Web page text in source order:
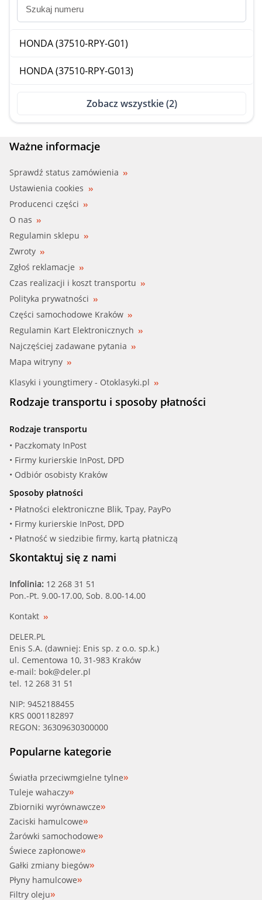
HONDA (37510-RPY-G01)
HONDA (37510-RPY-G013)
Zobacz wszystkie (2)
Ważne informacje
Sprawdź status zamówienia
Ustawienia cookies
Producenci części
O nas
Regulamin sklepu
Zwroty
Zgłoś reklamacje
Czas realizacji i koszt transportu
Polityka prywatności
Części samochodowe Kraków
Regulamin Kart Elektronicznych
Najczęściej zadawane pytania
Mapa witryny
Klasyki i youngtimery - Otoklasyki.pl
Rodzaje transportu i sposoby płatności
Rodzaje transportu
• Paczkomaty InPost
• Firmy kurierskie InPost, DPD
• Odbiór osobisty Kraków
Sposoby płatności
• Płatności elektroniczne Blik, Tpay, PayPo
• Firmy kurierskie InPost, DPD
• Płatność w siedzibie firmy, kartą płatniczą
Skontaktuj się z nami
Infolinia: 12 268 31 51
Pon.-Pt. 9.00-17.00, Sob. 8.00-14.00
Kontakt
DELER.PL
Enis S.A. (dawniej: Enis sp. z o.o. sp.k.)
ul. Cementowa 10, 31-983 Kraków
e-mail: bok@deler.pl
tel. 12 268 31 51
NIP: 9452188455
KRS 0001182897
REGON: 36309630300000
Popularne kategorie
Światła przeciwmgielne tylne
Tuleje wahaczy
Zbiorniki wyrównawcze
Zaciski hamulcowe
Żarówki samochodowe
Świece zapłonowe
Gałki zmiany biegów
Płyny hamulcowe
Filtry oleju